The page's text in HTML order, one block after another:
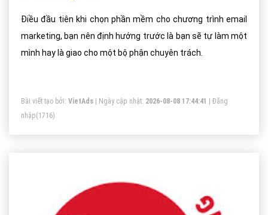
Điều đầu tiên khi chọn phần mềm cho chương trình email
marketing, bạn nên định hướng trước là bạn sẽ tự làm một
mình hay là giao cho một bộ phận chuyên trách.
Bài viết tạo bởi: VietAds | Ngày cập nhật: 2026-08-08 17:44:41
Đăng
nhập(1716)